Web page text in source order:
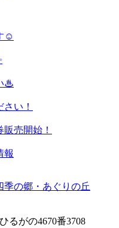
☺
♨
い！
売開始！
報
るがの4670番3708